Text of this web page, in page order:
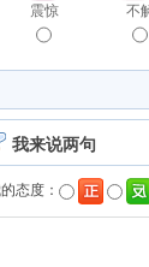
震惊 不